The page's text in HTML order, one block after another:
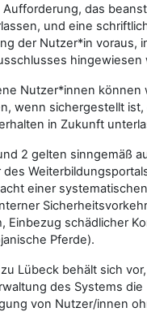
das
und eine
der Nutzer*in voraus,
hingewiesen
Nutzer*innen können
wenn sichergestellt ist,
in Zukunft
2 gelten sinngemäß
einer systematischen
Einbezug schädlicher
Pferde).
Lübeck behält sich
des Systems die
von Nutzer/innen